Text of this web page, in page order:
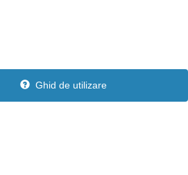
Ghid de utilizare